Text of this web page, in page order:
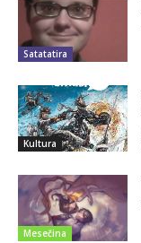
Satatatira
Kultura
Mesečina